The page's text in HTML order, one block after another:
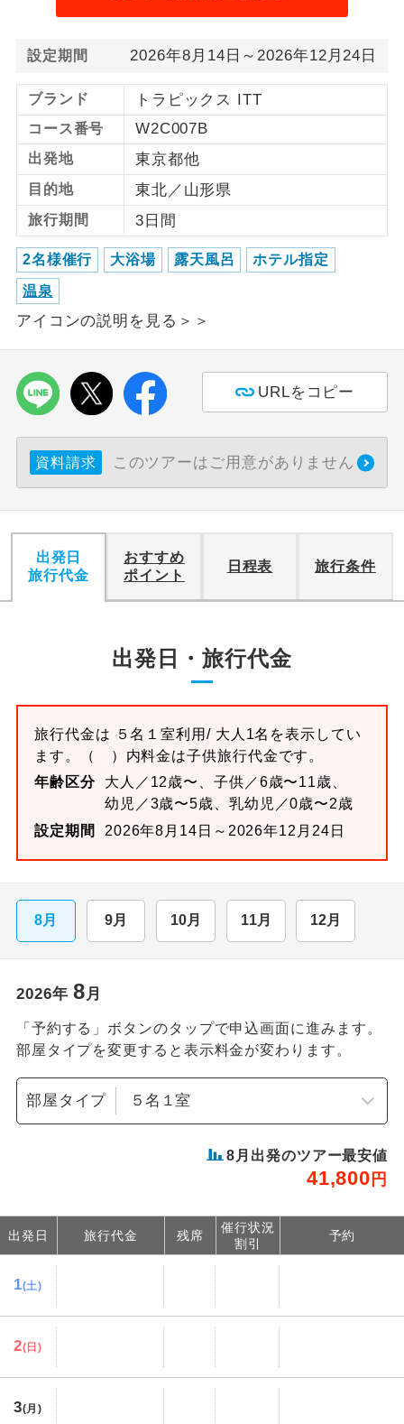
設定期間 2026年8月14日～2026年12月24日
ブランド トラピックス ITT
コース番号 W2C007B
出発地 東京都他
目的地 東北／山形県
旅行期間 3日間
2名様催行 大浴場 露天風呂 ホテル指定
温泉
アイコンの説明を見る＞＞
URLをコピー
資料請求 このツアーはご用意がありません
出発日
旅行代金
おすすめ
ポイント
日程表 旅行条件
出発日・旅行代金
旅行代金は ５名１室利用/ 大人1名を表示してい
ます。
（ ）内料金は子供旅行代金です。
年齢区分
大人／12歳〜、子供／6歳〜11歳、
幼児／3歳〜5歳、乳幼児／0歳〜2歳
設定期間
2026年8月14日～2026年12月24日
8月 9月 10月 11月 12月
2026年 8月
「予約する」ボタンのタップで申込画面に進みます。
部屋タイプを変更すると表示料金が変わります。
部屋タイプ
8 月出発のツアー最安値
41,800 円
出発日 旅行代金 残席
催行状況
割引
予約
1(土)
2(日)
3(月)
1名様1室同代
1名様1室利用でも追加料金がかからない
ご夫婦限定
す。
女性限定
女性限定でご参加いただけるコースで
す。
年齢制限あり
ご参加にあたり年齢に制限があるコース
です。
航空会社指定
利用航空会社が指定なので、ご出発の計
画にとても便利です。
ホテル指定
す。
ス2席利用
す。